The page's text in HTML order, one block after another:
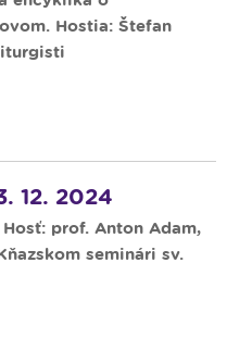
Hostia: Štefan
12. 2024
prof. Anton Adam,
seminári sv.